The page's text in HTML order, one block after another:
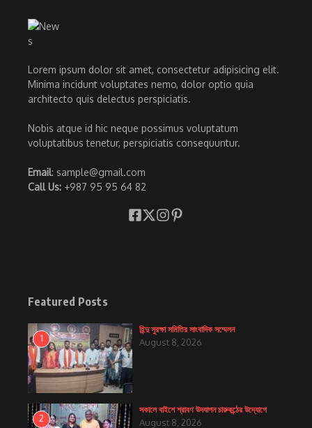
Lorem ipsum dolor sit amet, consectetur adipisicing elit.
Minima incidunt voluptates nemo, dolor optio quia
architecto quis delectus perspiciatis.
Nobis atque id hic neque possimus voluptatum
voluptatibus tenetur, perspiciatis consequuntur.
Email: sample@gmail.com
Call Us: +987 95 95 64 82
Featured Posts
1
হিন্দু সুরক্ষা সমিতির সাংবাদিক সম্মেলন
August 8, 2026
2
সকালে বাইশে শ্রাবণ উদযাপন চারুকন্ঠের উদ্যোগে
August 8, 2026